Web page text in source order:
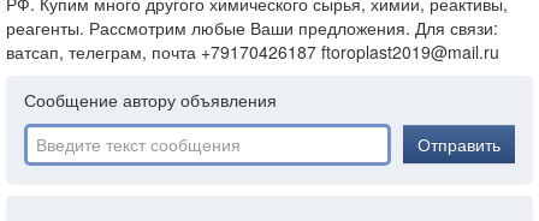
реагенты. Рассмотрим любые Ваши предложения. Для связи:
ватсап, телеграм, почта +79170426187 ftoroplast2019@mail.ru
Сообщение автору объявления
Отправить